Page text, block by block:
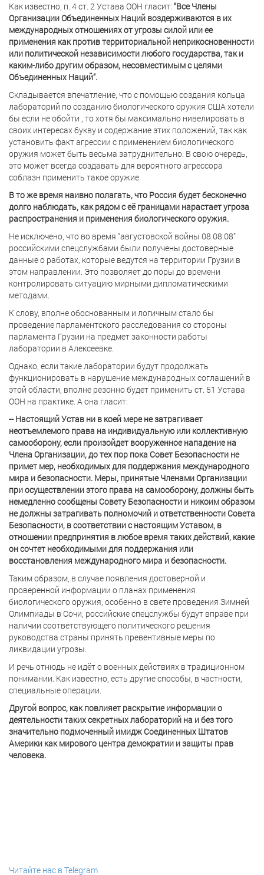
Как известно, п. 4 ст. 2 Устава ООН гласит: “Все Члены
Организации Объединенных Наций воздерживаются в их
международных отношениях от угрозы силой или ее
применения как против территориальной неприкосновенности
или политической независимости любого государства, так и
каким-либо другим образом, несовместимым с целями
Объединенных Наций”.
Складывается впечатление, что с помощью создания кольца
лабораторий по созданию биологического оружия США хотели
бы если не обойти , то хотя бы максимально нивелировать в
своих интересах букву и содержание этих положений, так как
установить факт агрессии с применением биологического
оружия может быть весьма затруднительно. В свою очередь,
это может всегда создавать для вероятного агрессора
соблазн применить такое оружие.
В то же время наивно полагать, что Россия будет бесконечно
долго наблюдать, как рядом с её границами нарастает угроза
распространения и применения биологического оружия.
Не исключено, что во время "августовской войны 08.08.08"
российскими спецслужбами были получены достоверные
данные о работах, которые ведутся на территории Грузии в
этом направлении. Это позволяет до поры до времени
контролировать ситуацию мирными дипломатическими
методами.
К слову, вполне обоснованным и логичным стало бы
проведение парламентского расследования со стороны
парламента Грузии на предмет законности работы
лаборатории в Алексеевке.
Однако, если такие лаборатории будут продолжать
функционировать в нарушение международных соглашений в
этой области, вполне резонно будет применить ст. 51 Устава
ООН на практике. А она гласит:
-- Настоящий Устав ни в коей мере не затрагивает
неотъемлемого права на индивидуальную или коллективную
самооборону, если произойдет вооруженное нападение на
Члена Организации, до тех пор пока Совет Безопасности не
примет мер, необходимых для поддержания международного
мира и безопасности. Меры, принятые Членами Организации
при осуществлении этого права на самооборону, должны быть
немедленно сообщены Совету Безопасности и никоим образом
не должны затрагивать полномочий и ответственности Совета
Безопасности, в соответствии с настоящим Уставом, в
отношении предпринятия в любое время таких действий, какие
он сочтет необходимыми для поддержания или
восстановления международного мира и безопасности.
Таким образом, в случае появления достоверной и
проверенной информации о планах применения
биологического оружия, особенно в свете проведения Зимней
Олимпиады в Сочи, российские спецслужбы будут вправе при
наличии соответствующего политического решения
руководства страны принять превентивные меры по
ликвидации угрозы.
И речь отнюдь не идёт о военных действиях в традиционном
понимании. Как известно, есть другие способы, в частности,
специальные операции.
Другой вопрос, как повлияет раскрытие информации о
деятельности таких секретных лабораторий на и без того
значительно подмоченный имидж Соединенных Штатов
Америки как мирового центра демократии и защиты прав
человека.
Читайте нас в Telegram